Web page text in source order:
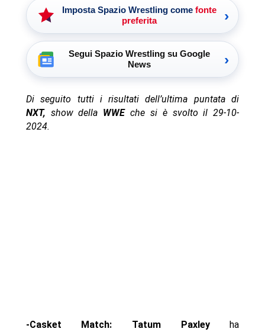
Imposta Spazio Wrestling come fonte
preferita
›
Segui Spazio Wrestling su Google
News
›
Di seguito tutti i risultati dell’ultima puntata di
NXT, show della WWEche si è svolto il 29-10-
2024.
-Casket Match: Tatum Paxley ha